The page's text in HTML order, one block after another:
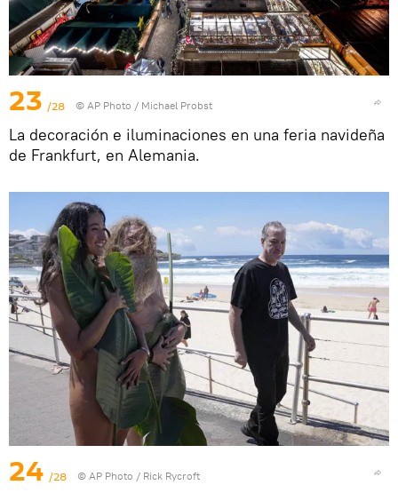
23 /28 © AP Photo / Michael Probst
La decoración e iluminaciones en una feria navideña
de Frankfurt, en Alemania.
24 /28 © AP Photo / Rick Rycroft